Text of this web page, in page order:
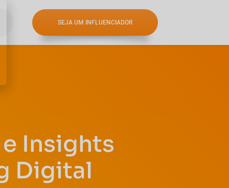
SEJA UM INFLUENCIADOR
Insights
Digital